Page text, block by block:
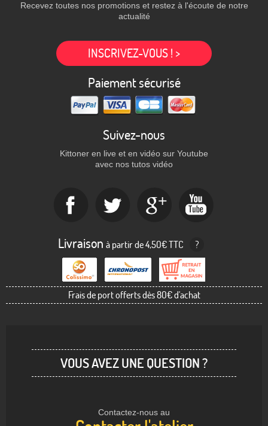
Recevez toutes nos promotions et restez à l'écoute de notre
actualité
INSCRIVEZ-VOUS ! >
Paiement sécurisé
Suivez-nous
Kittoner en live et en vidéo sur Youtube
avec nos tutos vidéo
Livraison à partir de 4,50€ TTC ?
Frais de port offerts dès 80€ d'achat
VOUS AVEZ UNE QUESTION ?
Contactez-nous au